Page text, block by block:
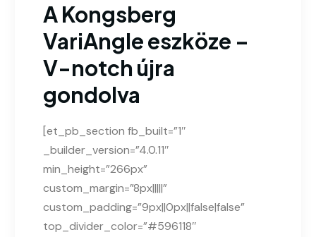
A Kongsberg
VariAngle eszköze –
V-notch újra
gondolva
[et_pb_section fb_built=”1″
_builder_version=”4.0.11″
min_height=”266px”
custom_margin=”8px|||||”
custom_padding=”9px||0px||false|false”
top_divider_color=”#596118″